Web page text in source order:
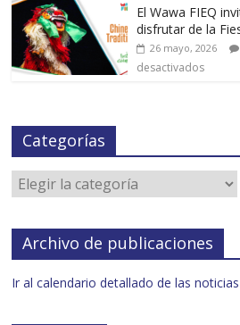
El Wawa FIEQ
disfrutar de la
26 mayo, 2026
desactivados
Categorías
Archivo de publicaciones
Ir al calendario detallado de las